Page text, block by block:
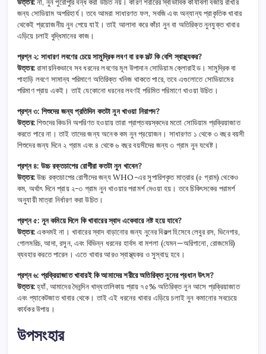
উত্তর:না, নুন পুরোপুরি বন্ধ করা উচিত নয়। কারণ শরীরের স্বাভাবিক কার্যাবলী বজায় রাখার
জন্য সোডিয়াম অপরিহার্য। তবে আমরা সাধারণত ফল, সবজি এবং অন্যান্য প্রাকৃতিক খাবার
থেকেই প্রয়োজনীয় নুন পেয়ে যাই। তাই আলাদা করে কাঁচা নুন বা অতিরিক্ত নুনযুক্ত খাবার
এড়িয়ে চলাই বুদ্ধিমানের কাজ।
প্রশ্ন ২: সাধারণ লবণের চেয়ে সামুদ্রিক লবণ বা রক সল্ট কি বেশি স্বাস্থ্যকর?
উত্তর:রাসায়নিকভাবে সব ধরনের লবণের মূল উপাদান সোডিয়াম ক্লোরাইড। সামুদ্রিক বা
পাহাড়ি লবণে সামান্য পরিমাণে অতিরিক্ত খনিজ থাকতে পারে, তবে এগুলোতে সোডিয়ামের
পরিমাণ প্রায় একই। তাই যেকোনো ধরনের লবণই পরিমিত পরিমাণে খাওয়া উচিত।
প্রশ্ন ৩: শিশুদের জন্য প্রতিদিন কতটা নুন খাওয়া নিরাপদ?
উত্তর:শিশুদের কিডনি অপরিণত হওয়ায় তারা প্রাপ্তবয়স্কদের মতো সোডিয়াম প্রক্রিয়াজাত
করতে পারে না। তাই তাদের জন্য অনেক কম নুন প্রয়োজন। সাধারণত ১ থেকে ৩ বছর বয়সী
শিশুদের জন্য দিনে ২ গ্রাম এবং ৪ থেকে ৬ বছর বয়সীদের জন্য ৩ গ্রাম নুন যথেষ্ট।
প্রশ্ন ৪: উচ্চ রক্তচাপের রোগীরা কতটা নুন খাবেন?
উত্তর:উচ্চ রক্তচাপের রোগীদের জন্য WHO-এর সুপারিশকৃত মাত্রার (৫ গ্রাম) থেকেও
কম, অর্থাৎ দিনে প্রায় ২-৩ গ্রাম নুন খাওয়ার পরামর্শ দেওয়া হয়। তবে চিকিৎসকের পরামর্শ
অনুযায়ী মাত্রা নির্ধারণ করা উচিত।
প্রশ্ন ৫: নুন কমিয়ে দিলে কি খাবারের স্বাদ একেবারে নষ্ট হয়ে যাবে?
উত্তর:একদমই না। খাবারের স্বাদ বাড়ানোর জন্য নুনের বিকল্প হিসেবে লেবুর রস, ভিনেগার,
গোলমরিচ, আদা, রসুন, এবং বিভিন্ন ধরনের হার্বস বা মশলা (যেমন—অরিগানো, রোজমেরি)
ব্যবহার করতে পারেন। এতে খাবার আরও স্বাস্থ্যকর ও সুস্বাদু হবে।
প্রশ্ন ৬: প্রক্রিয়াজাত খাবারই কি আমাদের শরীরে অতিরিক্ত নুনের প্রধান উৎস?
উত্তর:হ্যাঁ, আমাদের দৈনন্দিন খাদ্যতালিকায় প্রায় ৭৫% অতিরিক্ত নুন আসে প্রক্রিয়াজাত
এবং প্যাকেটজাত খাবার থেকে। তাই এই ধরনের খাবার এড়িয়ে চলাই নুন কমানোর সবচেয়ে
কার্যকর উপায়।
উপসংহার